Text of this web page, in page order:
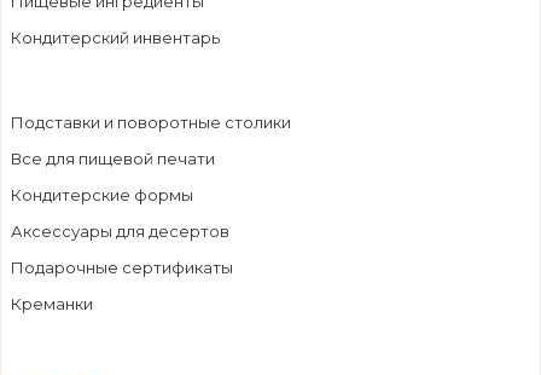
Кондитерский инвентарь
Подставки и поворотные столики
Все для пищевой печати
Кондитерские формы
Аксессуары для десертов
Подарочные сертификаты
Креманки